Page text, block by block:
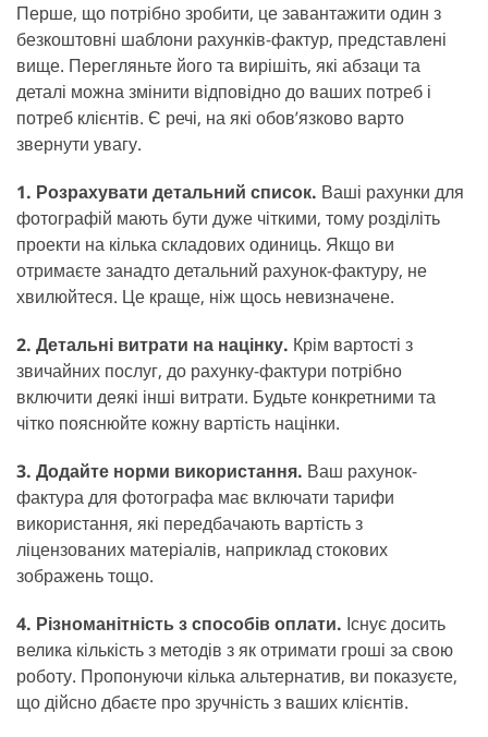
Перше, що потрібно зробити, це завантажити один з
безкоштовні шаблони рахунків-фактур, представлені
вище. Перегляньте його та вирішіть, які абзаци та
деталі можна змінити відповідно до ваших потреб і
потреб клієнтів. Є речі, на які обов’язково варто
звернути увагу.
1. Розрахувати детальний список. Ваші рахунки для
фотографій мають бути дуже чіткими, тому розділіть
проекти на кілька складових одиниць. Якщо ви
отримаєте занадто детальний рахунок-фактуру, не
хвилюйтеся. Це краще, ніж щось невизначене.
2. Детальні витрати на націнку. Крім вартості з
звичайних послуг, до рахунку-фактури потрібно
включити деякі інші витрати. Будьте конкретними та
чітко пояснюйте кожну вартість націнки.
3. Додайте норми використання. Ваш рахунок-
фактура для фотографа має включати тарифи
використання, які передбачають вартість з
ліцензованих матеріалів, наприклад стокових
зображень тощо.
4. Різноманітність з способів оплати. Існує досить
велика кількість з методів з як отримати гроші за свою
роботу. Пропонуючи кілька альтернатив, ви показуєте,
що дійсно дбаєте про зручність з ваших клієнтів.